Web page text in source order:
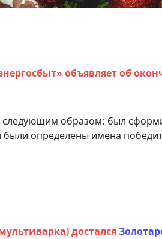
объявляет об
образом: был
определены имена
достался